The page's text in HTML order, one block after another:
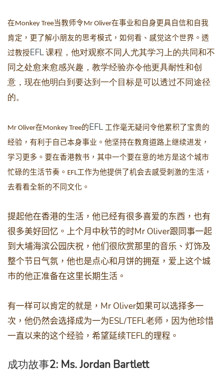
在Monkey Tree当教师令Mr Oliver在事业和自身更具自信和自我
肯定，更了解小朋友的思考模式，如何看、感觉这个世界。透
过教授EFL 课程，他对观察不同人尤其学习上的共同和不
同之处愈来愈感兴趣，教学经验亦令他更具耐性和创
意，现在他明白到要达到一个目标是可以透过不同途径
的。
Mr Oliver在Monkey Tree的EFL 工作毫无疑问令他累积了宝贵的
经验，有利于自己本身事业。他坚持在教育道路上继续进发，
学习更多。要在香港教书，其中一个要在意的地方是这个城市
忙碌的生活节奏。 EFL工作为他提供了机会去感受刺激的生活，
去看看全新的不同文化。
提起他在香港的生活，他已经有很多喜爱的东西，也有
很多美好回忆。上个月中秋节的时Mr Oliver跟同事一起
到大埔海滨公园庆祝，他们很欣赏那里的音乐、灯饰及
整个节日气氛，他也是点心和月饼的拥趸，爱上这个城
市的他正准备在这里长期生活。
有一样可以肯定的就是， Mr Oliver如果可以选择多一
次，他仍然会选择成为一为ESL/TEFL老师，因为他珍惜
一直以来的这个经验，希望延续TEFL的理程。
成功故事2: Ms. Jordan Bartlett